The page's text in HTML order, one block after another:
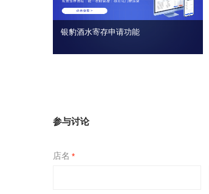
银豹酒水寄存申请功能
参与讨论
店名 *